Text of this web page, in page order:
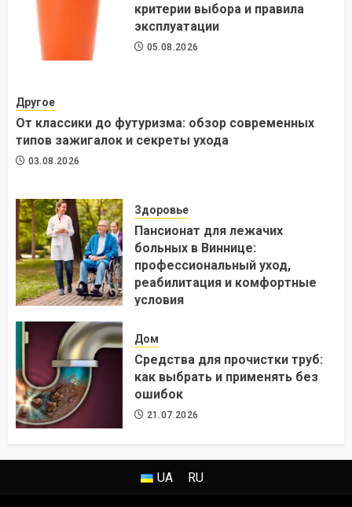
критерии выбора и правила
эксплуатации
05.08.2026
Другое
От классики до футуризма: обзор современных
типов зажигалок и секреты ухода
03.08.2026
Здоровье
Пансионат для лежачих
больных в Виннице:
профессиональный уход,
реабилитация и комфортные
условия
Дом
Средства для прочистки труб:
как выбрать и применять без
ошибок
21.07.2026
UA RU